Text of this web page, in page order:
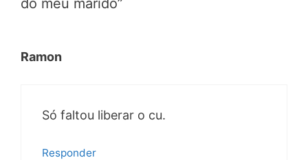
do meu marido”
Ramon
Só faltou liberar o cu.
Responder